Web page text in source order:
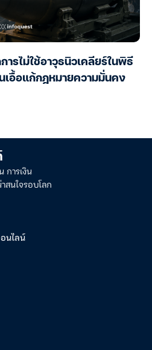
ารไม่ใช้อาวุธนิวเคลียร์ในพิธี
เอื้อแก้กฎหมายความมั่นคง
การเงิน
สนใจรอบโลก
นไลน์